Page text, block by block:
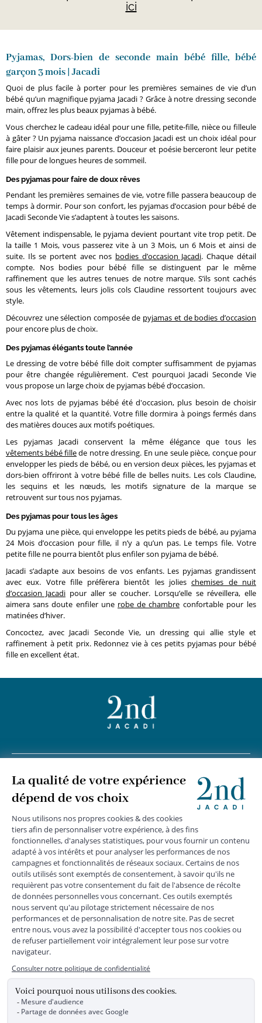
ici
Pyjamas, Dors-bien de seconde main bébé fille, bébé
garçon 3 mois | Jacadi
Quoi de plus facile à porter pour les premières semaines de vie d’un
bébé qu’un magnifique pyjama Jacadi ? Grâce à notre dressing seconde
main, offrez les plus beaux pyjamas à bébé.
Vous cherchez le cadeau idéal pour une fille, petite-fille, nièce ou filleule
à gâter ? Un pyjama naissance d’occasion Jacadi est un choix idéal pour
faire plaisir aux jeunes parents. Douceur et poésie berceront leur petite
fille pour de longues heures de sommeil.
Des pyjamas pour faire de doux rêves
Pendant les premières semaines de vie, votre fille passera beaucoup de
temps à dormir. Pour son confort, les pyjamas d’occasion pour bébé de
Jacadi Seconde Vie s’adaptent à toutes les saisons.
Vêtement indispensable, le pyjama devient pourtant vite trop petit. De
la taille 1 Mois, vous passerez vite à un 3 Mois, un 6 Mois et ainsi de
suite. Ils se portent avec nos bodies d’occasion Jacadi. Chaque détail
compte. Nos bodies pour bébé fille se distinguent par le même
raffinement que les autres tenues de notre marque. S’ils sont cachés
sous les vêtements, leurs jolis cols Claudine ressortent toujours avec
style.
Découvrez une sélection composée de pyjamas et de bodies d’occasion
pour encore plus de choix.
Des pyjamas élégants toute l’année
Le dressing de votre bébé fille doit compter suffisamment de pyjamas
pour être changée régulièrement. C’est pourquoi Jacadi Seconde Vie
vous propose un large choix de pyjamas bébé d’occasion.
Avec nos lots de pyjamas bébé été d'occasion, plus besoin de choisir
entre la qualité et la quantité. Votre fille dormira à poings fermés dans
des matières douces aux motifs poétiques.
Les pyjamas Jacadi conservent la même élégance que tous les
vêtements bébé fillede notre dressing. En une seule pièce, conçue pour
envelopper les pieds de bébé, ou en version deux pièces, les pyjamas et
dors-bien offriront à votre bébé fille de belles nuits. Les cols Claudine,
les sequins et les nœuds, les motifs signature de la marque se
retrouvent sur tous nos pyjamas.
Des pyjamas pour tous les âges
Du pyjama une pièce, qui enveloppe les petits pieds de bébé, au pyjama
24 Mois d’occasion pour fille, il n’y a qu’un pas. Le temps file. Votre
petite fille ne pourra bientôt plus enfiler son pyjama de bébé.
Jacadi s’adapte aux besoins de vos enfants. Les pyjamas grandissent
avec eux. Votre fille préfèrera bientôt les jolies chemises de nuit
d’occasion Jacadi pour aller se coucher. Lorsqu’elle se réveillera, elle
aimera sans doute enfiler une robe de chambre confortable pour les
matinées d’hiver.
Concoctez, avec Jacadi Seconde Vie, un dressing qui allie style et
raffinement à petit prix. Redonnez vie à ces petits pyjamas pour bébé
fille en excellent état.
+
SUIVEZ-NOUS +
MENTIONS LÉGALES|CGU|CGV|COOKIES|
DONNÉES PERSONNELLES
*Livraison express gratuite en point relais dès 59 € et à domicile dès 150
€ vers la France Métropolitaine
Les données collectées par la société JACADI, responsable
du traitement, sont nécessaires à l'envoi de newsletters, à la
de votre commande, ainsi que pour le suivi de votre
adhésion au programme fidélité. Conformément au
Règlement Européen 2016/679 du 27 avril 2016 sur la